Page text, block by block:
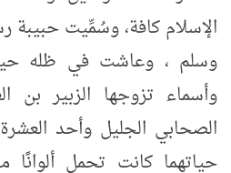
الإسلام كافة، وسُمِّيت حبيبة
وسلم ، وعاشت في ظله
وأسماء تزوجها الزبير بن
الصحابي الجليل وأحد
حياتهما كانت تحمل ألوانًا